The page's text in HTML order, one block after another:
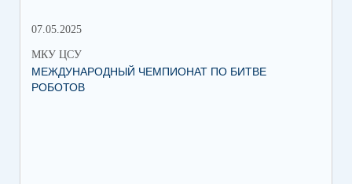
07.05.2025
МКУ ЦСУ
МЕЖДУНАРОДНЫЙ ЧЕМПИОНАТ ПО БИТВЕ
РОБОТОВ